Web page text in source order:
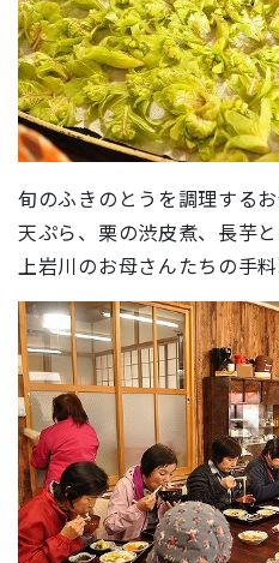
旬のふきのとうを調理する
天ぷら、栗の渋皮煮、長芋と
上岩川のお母さんたちの手